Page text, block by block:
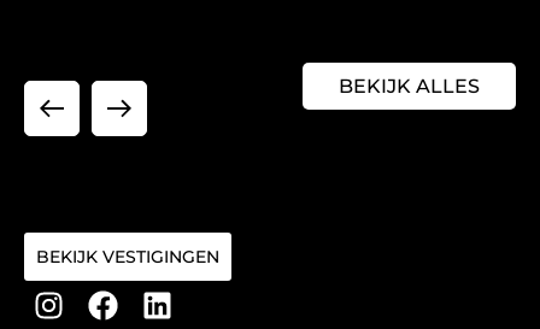
BEKIJK ALLES
BEKIJK VESTIGINGEN